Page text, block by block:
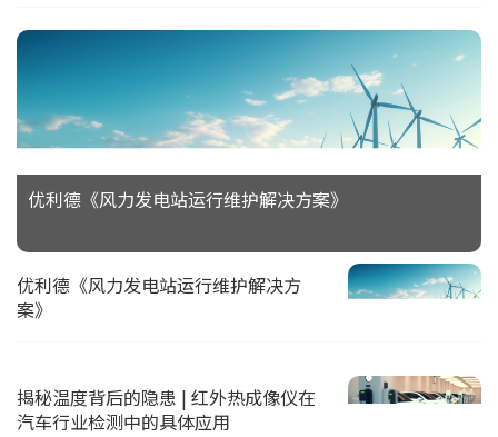
优利德《风力发电站运行维护解决方案》
优利德《风力发电站运行维护解决方
案》
揭秘温度背后的隐患 | 红外热成像仪在
汽车行业检测中的具体应用